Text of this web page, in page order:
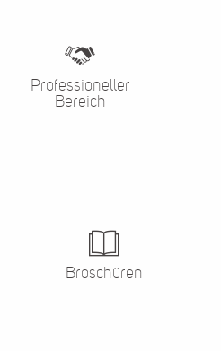
Professioneller
Bereich
Broschüren